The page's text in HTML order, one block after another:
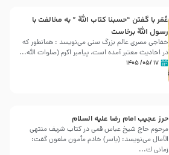
عُمَر با گفتن “حسبنا كتاب اللّه ” به مخالفت با
رسول اللّه برخاست
خفاجی مصری عالم بزرگ سنی می‌نویسد : همانطور که
در احادیث معتبر آمده است، پیامبر اکرم (صلوات اللّه...
۱۷ /۰۵/ ۱۴۰۵
حرز عجیب امام رضا علیه السلام
مرحوم حاج شیخ عباس قمی در کتاب شریف منتهی
الآمال می‌نویسد: (ياسر) خادم مأمون ملعون گفت:
زمانى ك...